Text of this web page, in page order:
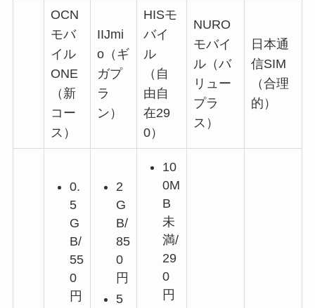
OCN
モバ
イル
ONE
（新
コー
ス）
IIJmi
o（ギ
ガプ
ラ
ン）
HISモ
バイ
ル
（自
由自
在29
0）
NURO
モバイ
ル（バ
リュー
プラ
ス）
日本通
信SIM
（合理
的）
0.
5
G
B/
55
0
円
2
G
B/
85
0
円
5
10
0M
B
未
満/
29
0
円